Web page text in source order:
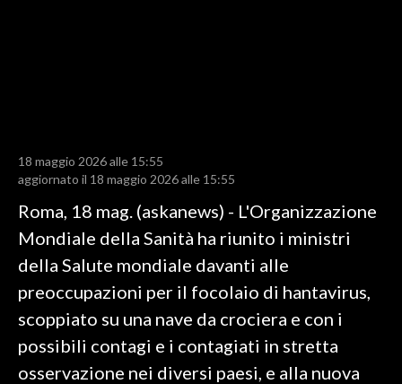
RISULTATI E CLASSIFICHE
CALCIO REGIONALE
BASKET
VOLLEY
MOTORI
TENNIS
ALTRI SPORT
18 maggio 2026 alle 15:55
aggiornato il 18 maggio 2026 alle 15:55
Roma, 18 mag. (askanews) - L'Organizzazione
Mondiale della Sanità ha riunito i ministri
della Salute mondiale davanti alle
preoccupazioni per il focolaio di hantavirus,
scoppiato su una nave da crociera e con i
possibili contagi e i contagiati in stretta
osservazione nei diversi paesi, e alla nuova